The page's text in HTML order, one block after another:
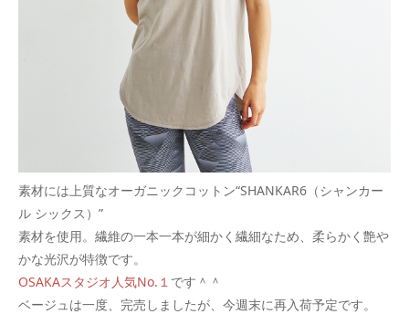
素材には上質なオーガニックコットン“SHANKAR6（シャンカー
ル シックス）”
素材を使用。繊維の一本一本が細かく繊細なため、柔らかく艶や
かな光沢が特徴です。
OSAKAスタジオ人気No.１ です＾＾
ベージュは一度、完売しましたが、今週末に再入荷予定です。